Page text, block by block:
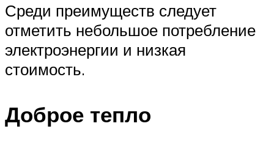
Среди преимуществ следует
отметить небольшое потребление
электроэнергии и низкая
стоимость.
Доброе тепло